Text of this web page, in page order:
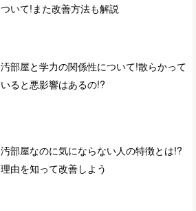
ついて!また改善方法も解説
汚部屋と学力の関係性について!散らかって
いると悪影響はあるの!?
汚部屋なのに気にならない人の特徴とは!?
理由を知って改善しよう